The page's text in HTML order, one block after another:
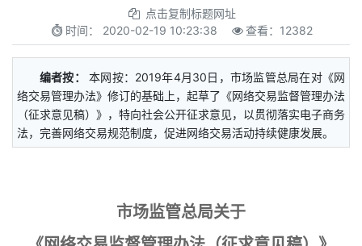
点击复制标题网址
时间： 2020-02-19 10:23:38 查看： 12382
编者按：
本网按：2019年4月30日，市场监管总局在对《网
络交易管理办法》修订的基础上，起草了《网络交易监督管理办法
（征求意见稿）》，特向社会公开征求意见，以贯彻落实电子商务
法，完善网络交易规范制度，促进网络交易活动持续健康发展。
市场监管总局关于